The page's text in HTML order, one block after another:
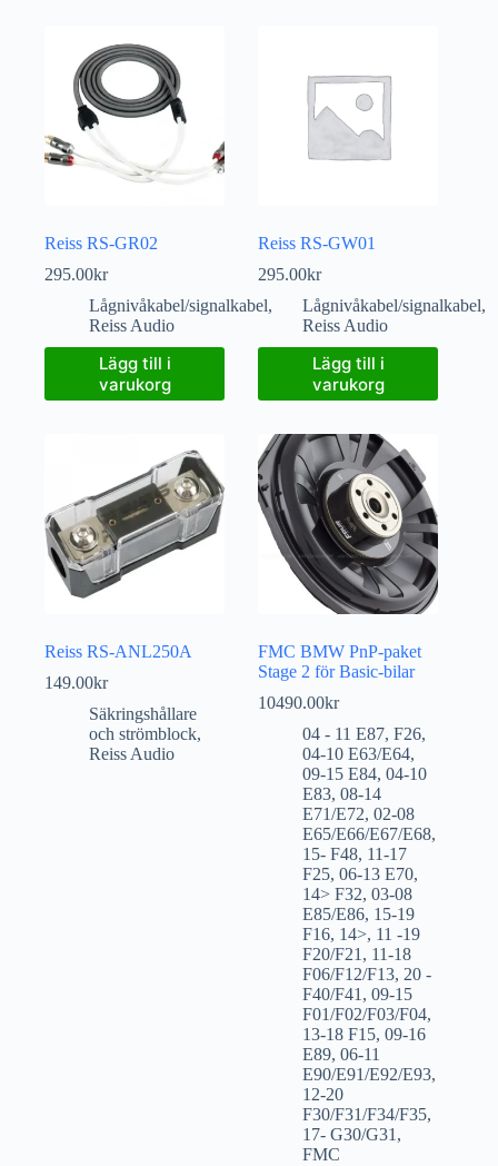
Reiss RS-GR02
295.00kr
Lågnivåkabel/signalkabel,
Reiss Audio
Lägg till i
varukorg
Reiss RS-GW01
295.00kr
Lågnivåkabel/signalkabel,
Reiss Audio
Lägg till i
varukorg
Reiss RS-ANL250A
149.00kr
Säkringshållare
och strömblock,
Reiss Audio
FMC BMW PnP-paket
Stage 2 för Basic-bilar
10490.00kr
04 - 11 E87,F26,
04-10 E63/E64,
09-15 E84,04-10
E83,08-14
E71/E72,02-08
E65/E66/E67/E68,
15- F48, 11-17
F25,06-13 E70,
14> F32,03-08
E85/E86, 15-19
F16, 14>, 11 -19
F20/F21 , 11-18
F06/F12/F13, 20 -
F40/F41 ,09-15
F01/F02/F03/F04,
13-18 F15,09-16
E89,06-11
E90/E91/E92/E93,
12-20
F30/F31/F34/F35,
17- G30/G31 ,
FMC